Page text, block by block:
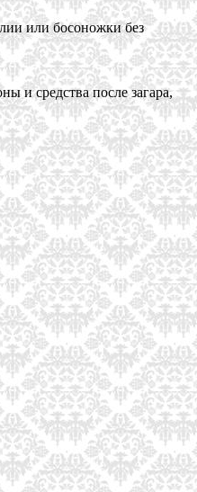
или босоножки без
и средства после загара,